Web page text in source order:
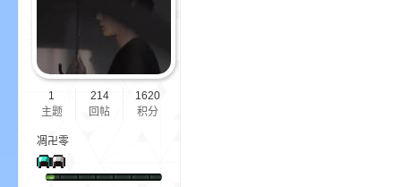
1
主题
214
回帖
1620
积分
凋卍零